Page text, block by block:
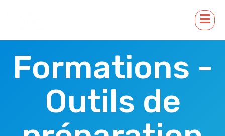
Formations -
Outils de